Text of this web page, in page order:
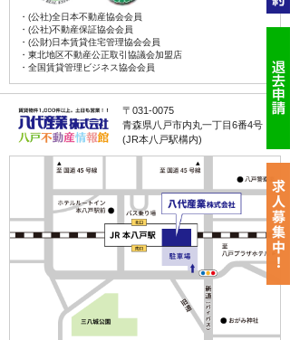
・(公社)全日本不動産協会会員
・(公社)不動産保証協会会員
・(公財)日本賃貸住宅管理協会会員
・東北地区不動産公正取引協議会加盟店
・全国賃貸管理ビジネス協会会員
〒031-0075
青森県八戸市内丸一丁目6番4号
(JR本八戸駅構内)